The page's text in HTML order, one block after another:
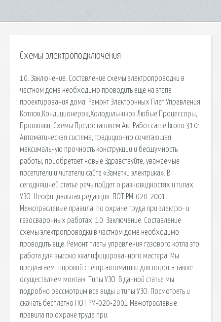
Схемы электроподключения
10. Заключение. Составление схемы электропроводки в
частном доме необходимо проводить еще на этапе
проектирования дома. Ремонт Электронных Плат Управления
Котлов,Кондиционеров,Холодильников Любые Процессоры,
Прошивки, Схемы Предоставляем Акт Работ came krono 310:
Автоматическая система, традиционно сочетающая
максимальную прочность конструкции и бесшумность
работы, приобретает новые Здравствуйте, уважаемые
посетители и читатели сайта «Заметки электрика». В
сегодняшней статье речь пойдет о разновидностях и типах
УЗО. Неофициальная редакция. ПОТ РМ-020-2001.
Межотраслевые правила. по охране труда при электро- и
газосварочных работах. 10. Заключение. Составление
схемы электропроводки в частном доме необходимо
проводить еще. Ремонт платы управления газового котла это
работа для высоко квалифицированного мастера. Мы
предлагаем широкий спектр автоматики для ворот а также
осуществляем монтаж. Типы УЗО. В данной статье мы
подробно рассмотрим все виды и типы УЗО. Посмотреть и
скачать бесплатно ПОТ РМ-020-2001 Межотраслевые
правила по охране труда при.